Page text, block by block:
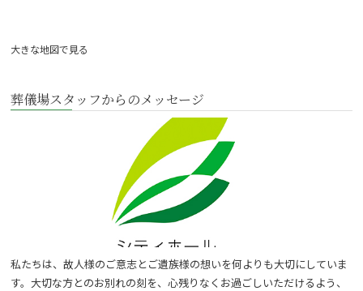
大きな地図で見る
葬儀場スタッフからのメッセージ
私たちは、故人様のご意志とご遺族様の想いを何よりも大切にしていま
す。大切な方とのお別れの刻を、心残りなくお過ごしいただけるよう、